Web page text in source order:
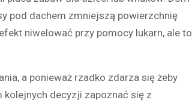
pod dachem zmniejszą powierzchnię
niwelować przy pomocy lukarn, ale to
a ponieważ rzadko zdarza się żeby
decyzji zapoznać się z